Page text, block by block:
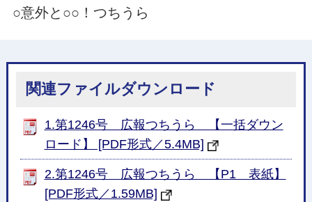
○意外と○○！つちうら
関連ファイルダウンロード
1.第1246号 広報つちうら 【一括ダウン
ロード】 [PDF形式／5.4MB]
2.第1246号 広報つちうら 【P1 表紙】
[PDF形式／1.59MB]